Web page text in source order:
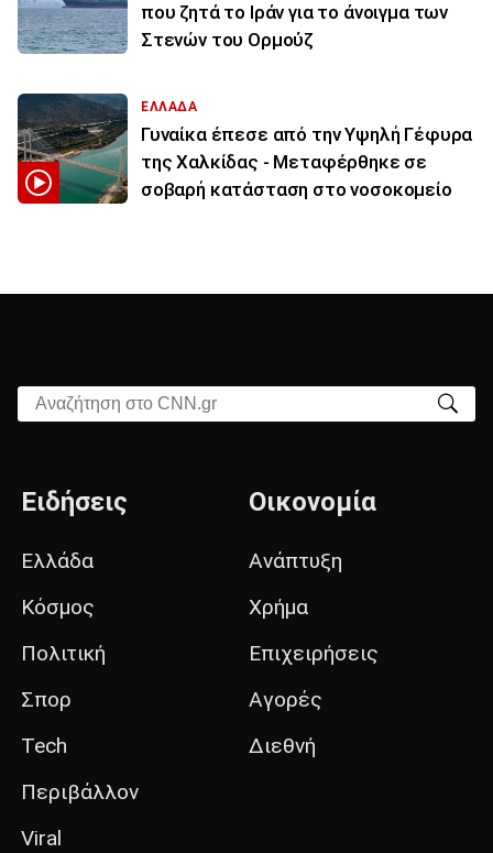
που ζητά το Ιράν για το άνοιγμα των
Στενών του Ορμούζ
ΕΛΛΑΔΑ
Γυναίκα έπεσε από την Υψηλή Γέφυρα
της Χαλκίδας - Μεταφέρθηκε σε
σοβαρή κατάσταση στο νοσοκομείο
Αναζήτηση στο CNN.gr
Ειδήσεις
Ελλάδα
Κόσμος
Πολιτική
Σπορ
Tech
Περιβάλλον
Viral
Οικονομία
Ανάπτυξη
Χρήμα
Επιχειρήσεις
Αγορές
Διεθνή